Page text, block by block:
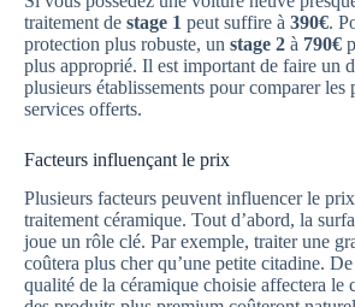
traitement de stage 1 peut suffire à 390€.
protection plus robuste, un stage 2 à 790€
plus approprié. Il est important de faire un
plusieurs établissements pour comparer les
services offerts.
Facteurs influençant le prix
Plusieurs facteurs peuvent influencer le
traitement céramique. Tout d’abord, la
joue un rôle clé. Par exemple, traiter une
coûtera plus cher qu’une petite citadine.
qualité de la céramique choisie affectera le